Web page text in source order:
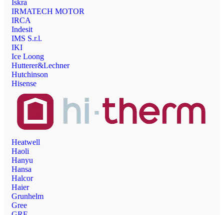
Iskra
IRMATECH MOTOR
IRCA
Indesit
IMS S.r.l.
IKI
Ice Loong
Hutterer&Lechner
Hutchinson
Hisense
Heatwell
Haoli
Hanyu
Hansa
Halcor
Haier
Grunhelm
Gree